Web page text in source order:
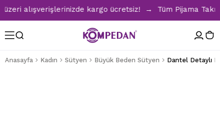
alışverişlerinizde kargo ücretsiz! → Tüm Pijama
Anasayfa Kadın Sütyen Büyük Beden Sütyen Dantel Detaylı